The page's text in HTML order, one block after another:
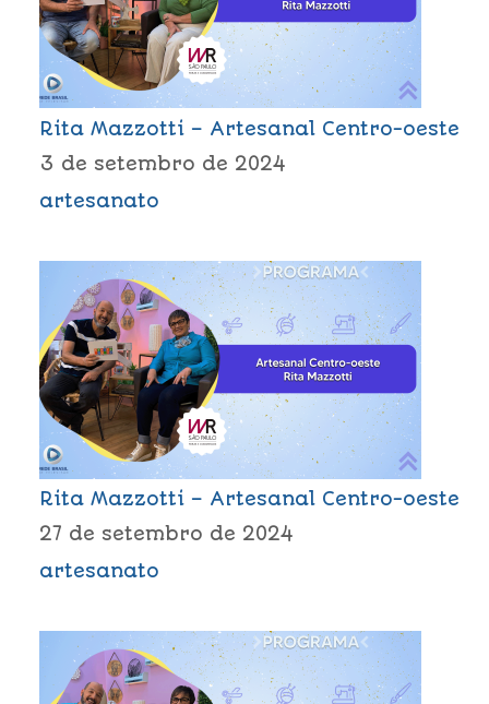
Rita Mazzotti – Artesanal Centro-oeste
3 de setembro de 2024
artesanato
Rita Mazzotti – Artesanal Centro-oeste
27 de setembro de 2024
artesanato